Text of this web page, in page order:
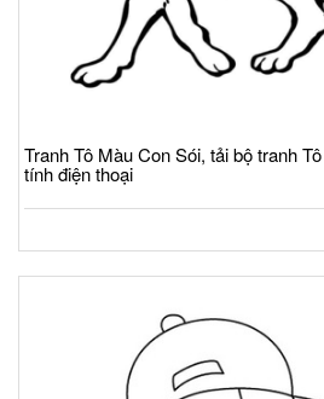
Tranh Tô Màu Con Sói, tải bộ tranh
tính điện thoại